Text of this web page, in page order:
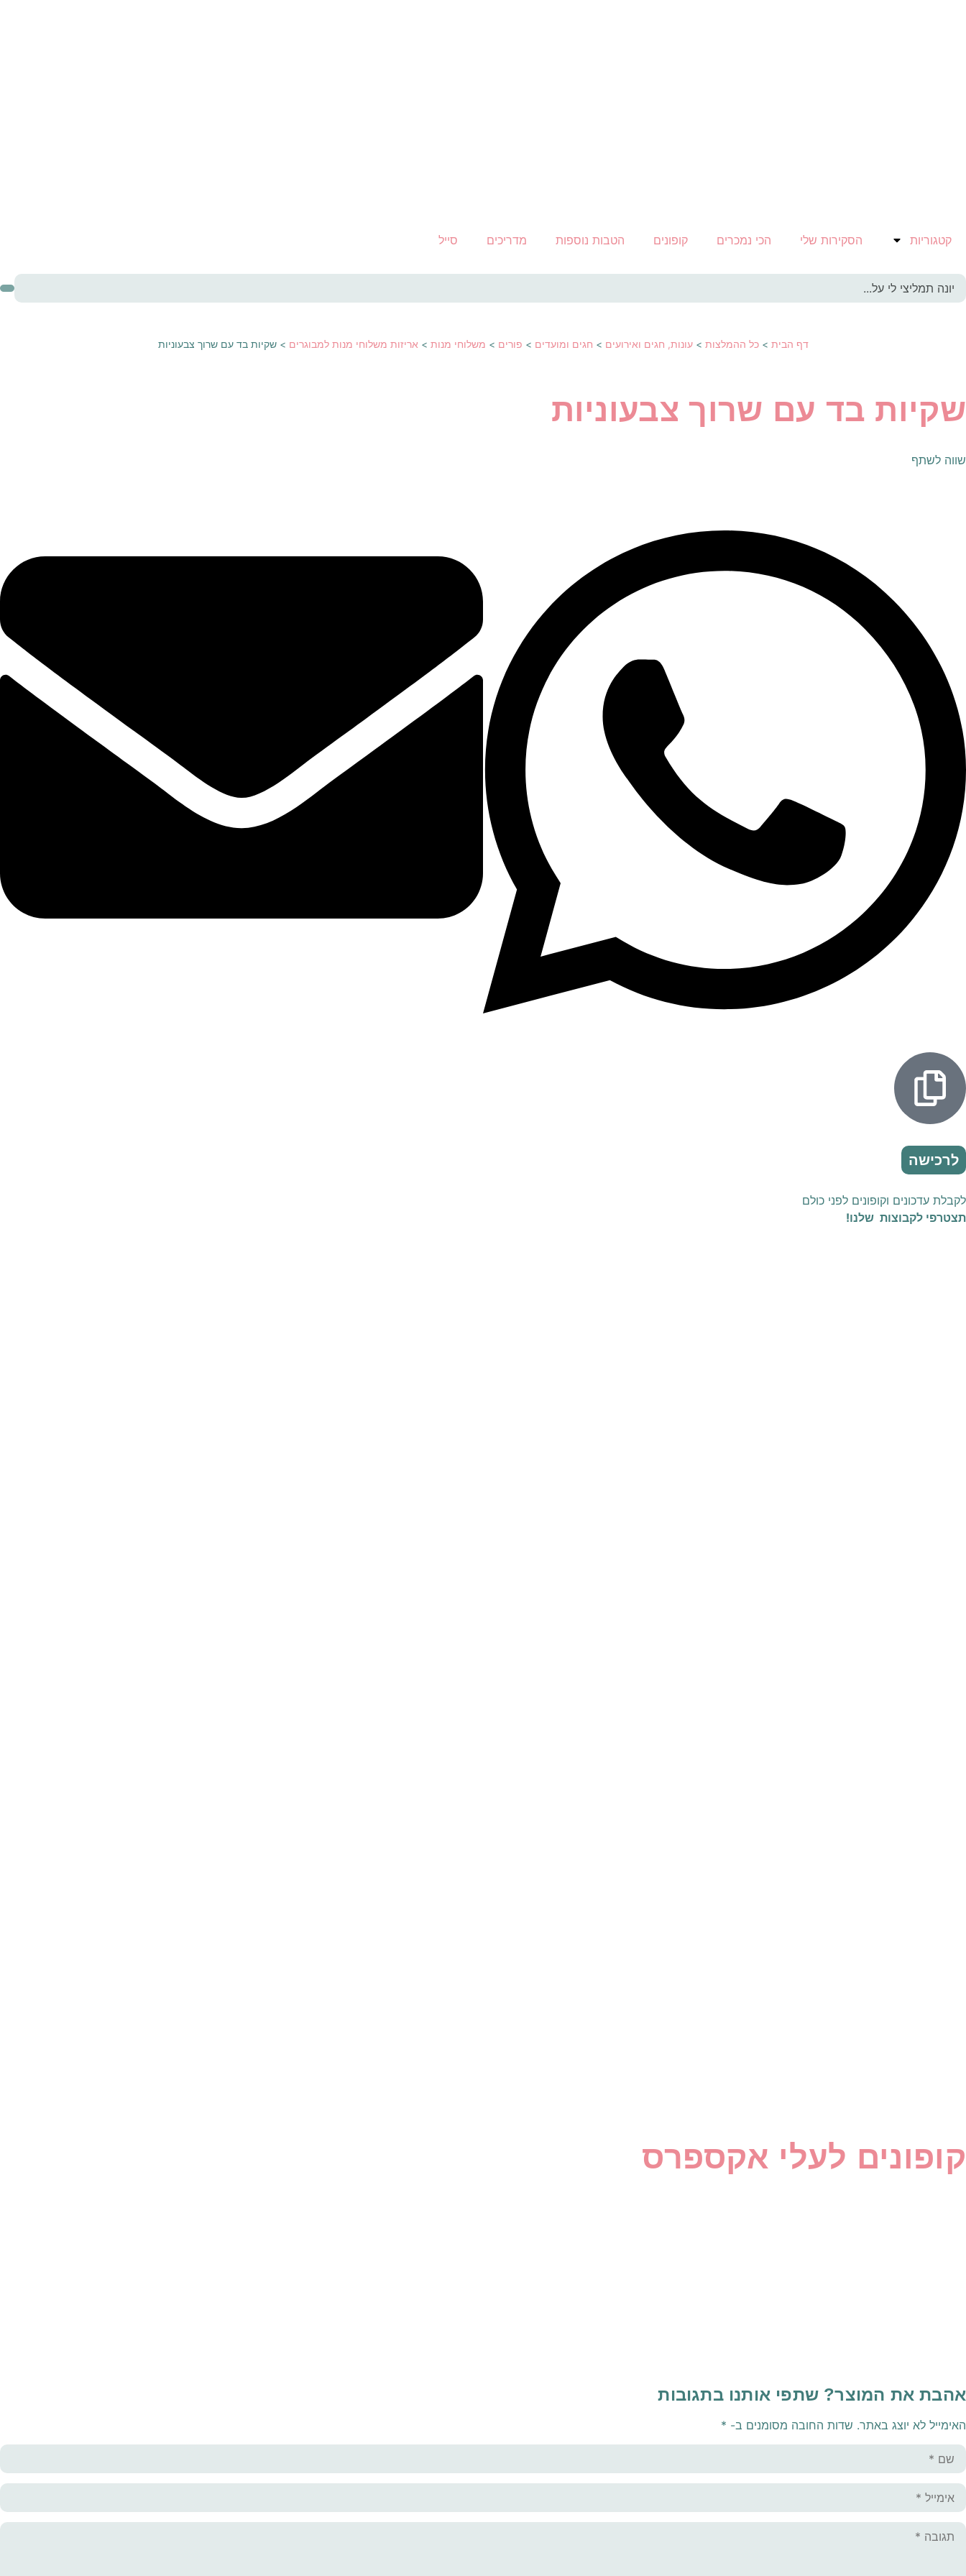
קטגוריות הסקירות שלי הכי נמכרים קופונים הטבות נוספות מדריכים סייל
דף הבית >כל ההמלצות >עונות, חגים ואירועים > חגים ומועדים > פורים > משלוחי מנות > אריזות משלוחי מנות למבוגרים >שקיות בד עם שרוך צבעוניות
שקיות בד עם שרוך צבעוניות
שווה לשתף
לרכישה
לקבלת עדכונים וקופונים לפני כולם
תצטרפי לקבוצות שלנו!
קופונים לעלי אקספרס
אהבת את המוצר? שתפי אותנו בתגובות
האימייל לא יוצג באתר. שדות החובה מסומנים ב- *